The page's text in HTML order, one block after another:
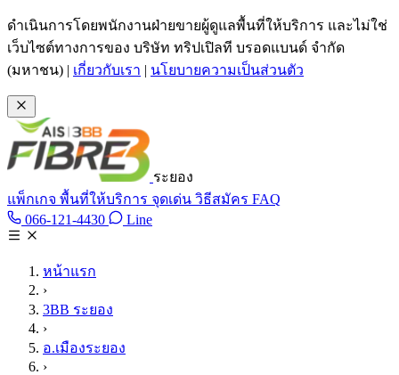
ข้ามไปเนื้อหาหลัก
ดำเนินการโดยพนักงานฝ่ายขายผู้ดูแลพื้นที่ให้บริการ และไม่ใช่
เว็บไซต์ทางการของ บริษัท ทริปเปิลที บรอดแบนด์ จำกัด
(มหาชน) | เกี่ยวกับเรา | นโยบายความเป็นส่วนตัว
ระยอง
แพ็กเกจ พื้นที่ให้บริการ จุดเด่น วิธีสมัคร FAQ
066-121-4430 โทร 066-121-4430
LineLine @tan3bb
หน้าแรก
›
3BB ระยอง
›
อ.เมืองระยอง
›